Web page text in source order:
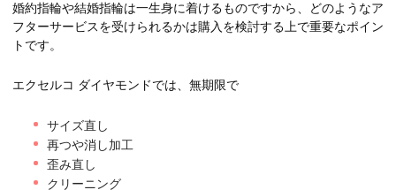
婚約指輪や結婚指輪は一生身に着けるものですから、どのようなア
フターサービスを受けられるかは購入を検討する上で重要なポイン
トです。
エクセルコ ダイヤモンドでは、無期限で
サイズ直し
再つや消し加工
歪み直し
クリーニング